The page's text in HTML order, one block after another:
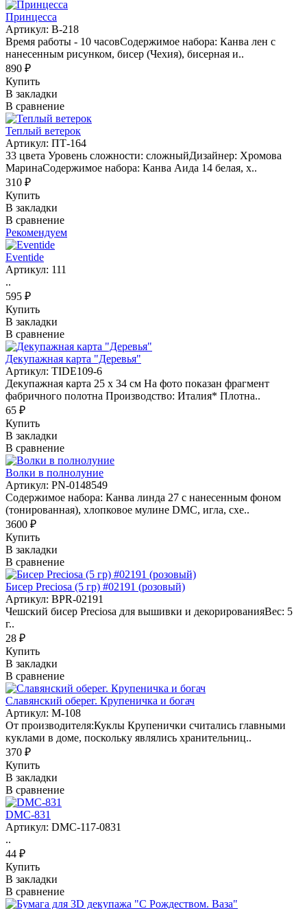
Принцесса
Артикул: В-218
Время работы - 10 часовСодержимое набора: Канва лен с
нанесенным рисунком, бисер (Чехия), бисерная и..
890 ₽
Купить
В закладки
В сравнение
Теплый ветерок
Артикул: ПТ-164
33 цвета Уровень сложности: сложныйДизайнер: Хромова
МаринаСодержимое набора: Канва Аида 14 белая, х..
310 ₽
Купить
В закладки
В сравнение
Рекомендуем
Eventide
Артикул: 111
..
595 ₽
Купить
В закладки
В сравнение
Декупажная карта "Деревья"
Артикул: TIDE109-6
Декупажная карта 25 х 34 см На фото показан фрагмент
фабричного полотна Производство: Италия* Плотна..
65 ₽
Купить
В закладки
В сравнение
Волки в полнолуние
Артикул: PN-0148549
Содержимое набора: Канва линда 27 с нанесенным фоном
(тонированная), хлопковое мулине DMC, игла, схе..
3600 ₽
Купить
В закладки
В сравнение
Бисер Preciosa (5 гр) #02191 (розовый)
Артикул: BPR-02191
Чешский бисер Preciosa для вышивки и декорированияВес: 5
г..
28 ₽
Купить
В закладки
В сравнение
Славянский оберег. Крупеничка и богач
Артикул: М-108
От производителя:Куклы Крупенички считались главными
куклами в доме, поскольку являлись хранительниц..
370 ₽
Купить
В закладки
В сравнение
DMC-831
Артикул: DMC-117-0831
..
44 ₽
Купить
В закладки
В сравнение